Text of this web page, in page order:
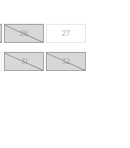
la
misma
26 27
31 32